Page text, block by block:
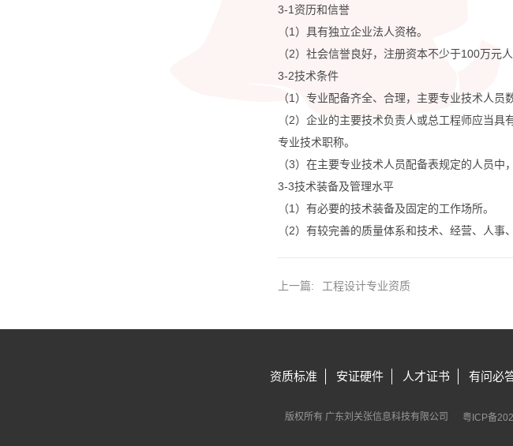
3-1资历和信誉
（1）具有独立企业法人资格。
（2）社会信誉良好，注册资本不少于100万元人
3-2技术条件
（1）专业配备齐全、合理，主要专业技术人
（2）企业的主要技术负责人或总工程师应当
专业技术职称。
（3）在主要专业技术人员配备表规定的人员
3-3技术装备及管理水平
（1）有必要的技术装备及固定的工作场所。
（2）有较完善的质量体系和技术、经营、人事
上一篇: 工程设计专业资质
资质标准 安证硬件 人才证书 有问必
版权所有 广东刘关张信息科技有限公司 粤ICP备